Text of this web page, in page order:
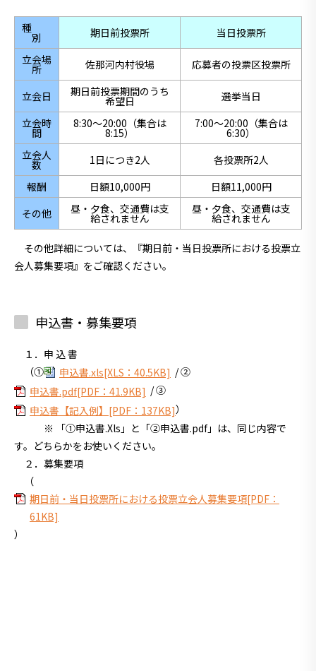
種
別 期日前投票所
当日投票所
立会場
所 佐那河内村役場 応募者の投票区投票所
立会日 期日前投票期間のうち
希望日
選挙当日
立会時
間
8:30～20:00（集合は
8:15）
7:00～20:00（集合は
6:30）
立会人
数 1日につき2人
各投票所2人
報酬
日額10,000円
日額11,000円
その他
昼・夕食、交通費は支
給されません
昼・夕食、交通費は支
給されません
その他詳細については、『期日前・当日投票所における投票立
会人募集要項』をご確認ください。
申込書・募集要項
１．申 込 書
（①
申込書.xls[XLS：40.5KB] / ②
申込書.pdf[PDF：41.9KB] / ③
申込書【記入例】[PDF：137KB]）
※ 「①申込書.Xls」と「②申込書.pdf」は、同じ内容で
す。どちらかをお使いください。
２．募集要項
（
期日前・当日投票所における投票立会人募集要項[PDF：
61KB]
）